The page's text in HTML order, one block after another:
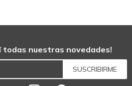
todas nuestras novedades!
SUSCRIBIRME